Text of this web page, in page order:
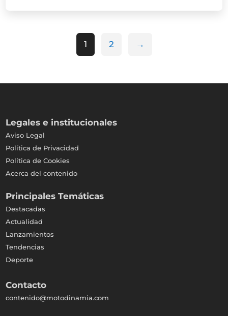
1 2 →
Legales e institucionales
Aviso Legal
Política de Privacidad
Política de Cookies
Acerca del contenido
Principales Temáticas
Destacadas
Actualidad
Lanzamientos
Tendencias
Deporte
Contacto
contenido@motodinamia.com